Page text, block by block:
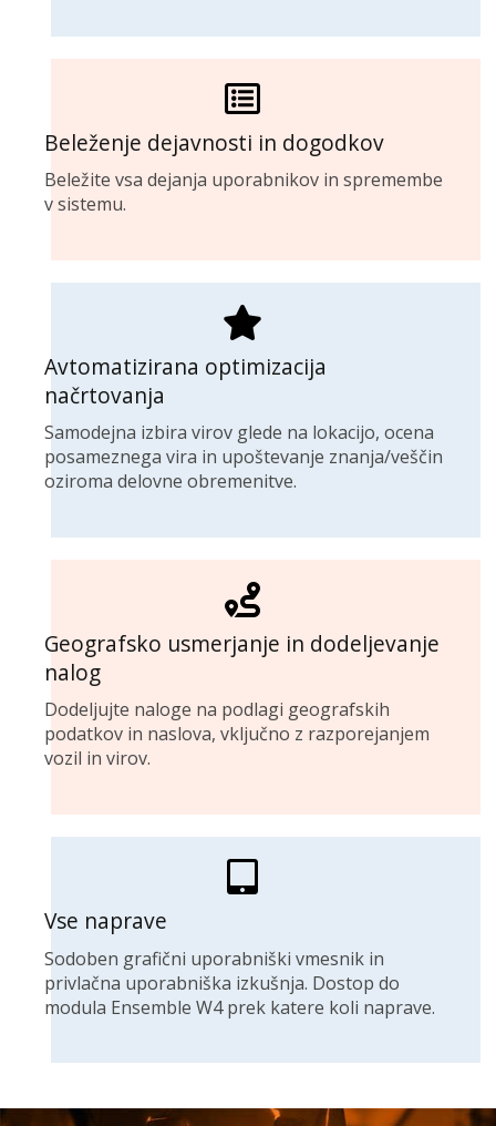
Beleženje dejavnosti in dogodkov
Beležite vsa dejanja uporabnikov in spremembe
v sistemu.
Avtomatizirana optimizacija
načrtovanja
Samodejna izbira virov glede na lokacijo, ocena
posameznega vira in upoštevanje znanja/veščin
oziroma delovne obremenitve.
Geografsko usmerjanje in dodeljevanje
nalog
Dodeljujte naloge na podlagi geografskih
podatkov in naslova, vključno z razporejanjem
vozil in virov.
Vse naprave
Sodoben grafični uporabniški vmesnik in
privlačna uporabniška izkušnja. Dostop do
modula Ensemble W4 prek katere koli naprave.